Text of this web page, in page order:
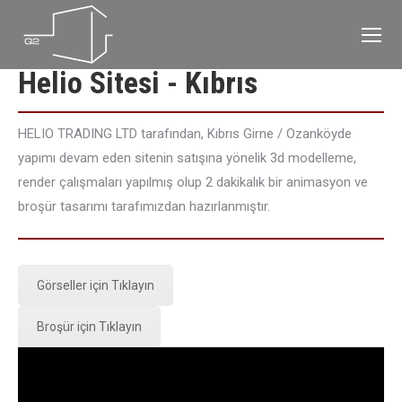
Helio Sitesi - Kıbrıs
HELIO TRADING LTD tarafından, Kıbrıs Girne / Ozanköyde
yapımı devam eden sitenin satışına yönelik 3d modelleme,
render çalışmaları yapılmış olup 2 dakikalık bir animasyon ve
broşür tasarımı tarafımızdan hazırlanmıştır.
Görseller için Tıklayın
Broşür için Tıklayın